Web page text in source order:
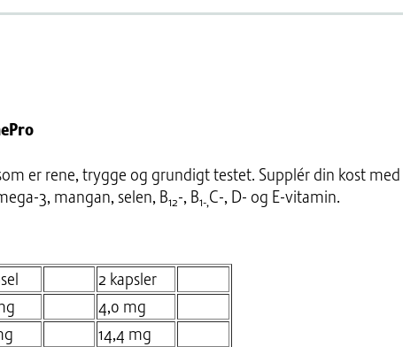
er rene, trygge og grundigt testet. Supplér din kost
3, mangan, selen, B12-, B1-,C-, D- og E-vitamin.
2 kapsler
4,0 mg
14,4 mg